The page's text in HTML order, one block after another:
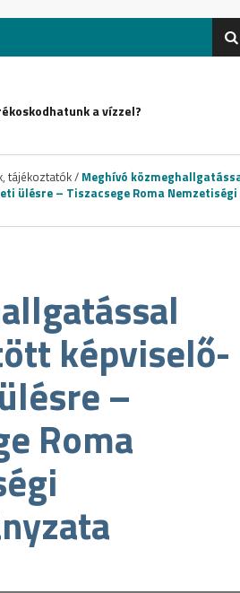
a vízzel?
tájékoztatók/ Meghívó
ülésre – Tiszacsege Roma Nemzetiségi
képviselő-
–
Roma